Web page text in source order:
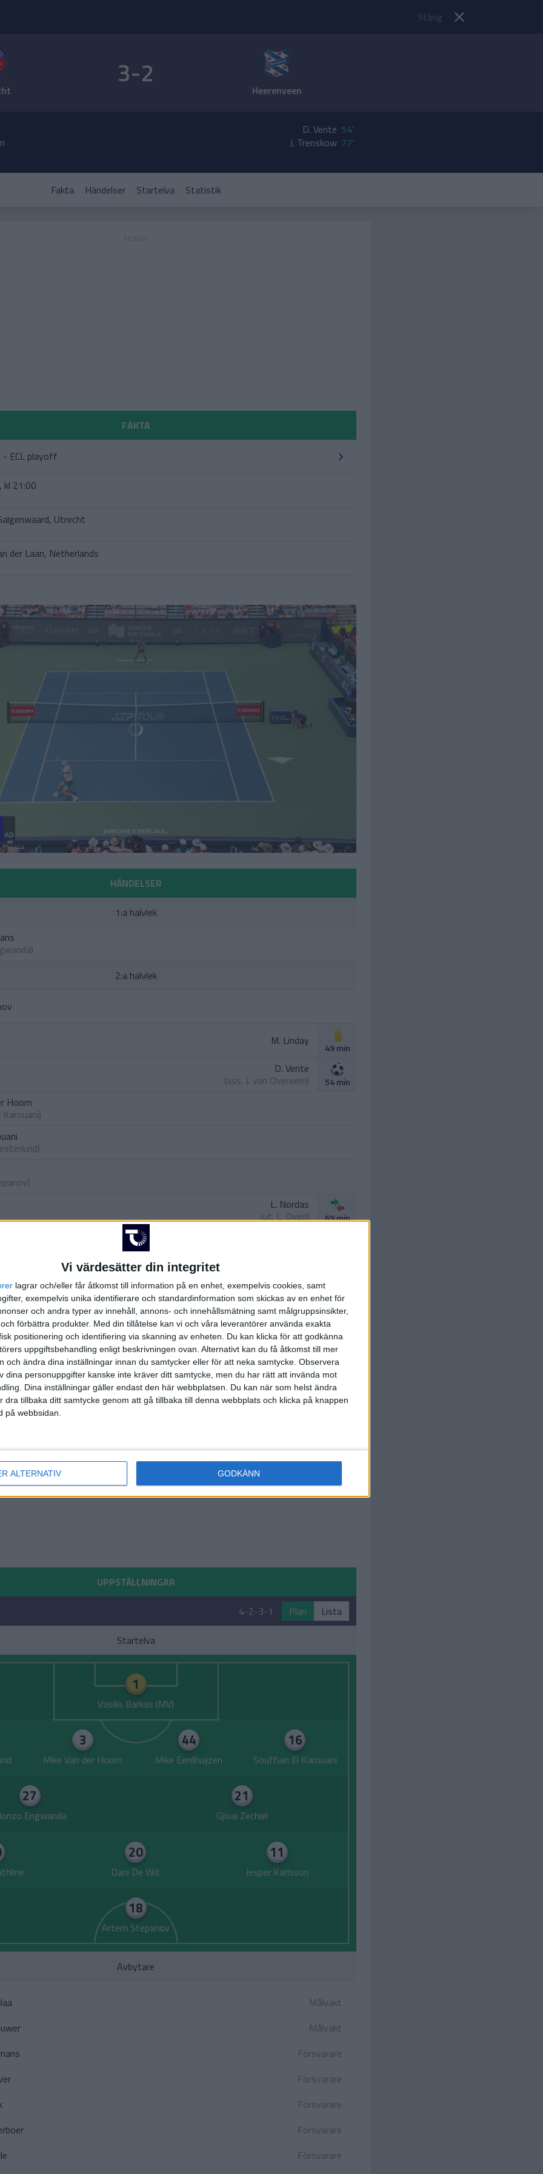
Vi värdesätter din integritet
lagrar och/eller får åtkomst till information på en enhet, exempelvis cookies, samt
exempelvis unika identifierare och standardinformation som skickas av en enhet för
och andra typer av innehåll, annons- och innehållsmätning samt målgruppsinsikter,
förbättra produkter. Med din tillåtelse kan vi och våra leverantörer använda exakta
positionering och identifiering via skanning av enheten. Du kan klicka för att godkänna
uppgiftsbehandling enligt beskrivningen ovan. Alternativt kan du få åtkomst till mer
och ändra dina inställningar innan du samtycker eller för att neka samtycke. Observera
dina personuppgifter kanske inte kräver ditt samtycke, men du har rätt att invända mot
Dina inställningar gäller endast den här webbplatsen. Du kan när som helst ändra
dra tillbaka ditt samtycke genom att gå tillbaka till denna webbplats och klicka på knappen
på webbsidan.
ALTERNATIV GODKÄNN
Stäng
3-2 Heerenveen
D. Vente 54'
J. Trenskow 77'
Fakta Händelser Startelva Statistik
FAKTA
- ECL playoff
21:00
Utrecht
der Laan, Netherlands
HÄNDELSER
1:a halvlek
)
2:a halvlek
M. Linday
49 min
D. Vente
(ass. J. van Overeem) 54 min
Hoorn
Karouani)
)
)
L. Nordas
(ut.L. Oyen) 69 min
(ut.M. Linday ) 78 min
)
)
UPPSTÄLLNINGAR
4-2-3-1 Plan
Lista
Startelva
1
Vasilis Barkas
3
Mike Van der Hoorn
44
Mike Eerdhuijzen
16
Souffian El Karouani
27
Engwanda
21
Gjivai Zechiël
20
Dani De Wit
11
Jesper Karlsson
18
Artem Stepanov
Avbytare
Målvakt
Målvakt
Försvarare
Försvarare
Försvarare
Försvarare
Försvarare